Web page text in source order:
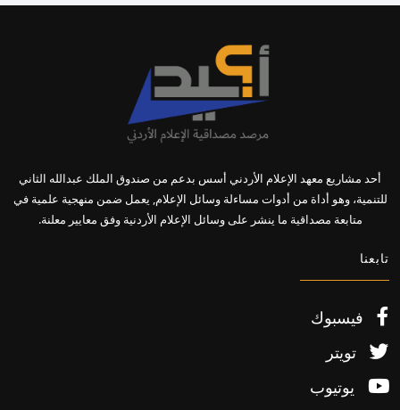
أحد مشاريع معهد الإعلام الأردني أسس بدعم من صندوق الملك عبدالله الثاني
للتنمية، وهو أداة من أدوات مساءلة وسائل الإعلام, يعمل ضمن منهجية علمية في
متابعة مصداقية ما ينشر على وسائل الإعلام الأردنية وفق معايير معلنة.
تابعنا
فيسبوك
تويتر
يوتيوب